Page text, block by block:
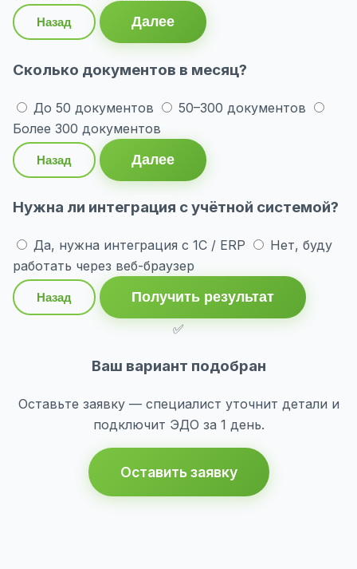
Назад Далее
Сколько документов в месяц?
До 50 документов
50–300 документов
Более 300 документов
Назад Далее
Нужна ли интеграция с учётной системой?
Да, нужна интеграция с 1С / ERP
Нет, буду
работать через веб-браузер
Назад
Получить результат
✅
Ваш вариант подобран
Оставьте заявку — специалист уточнит детали и
подключит ЭДО за 1 день.
Оставить заявку